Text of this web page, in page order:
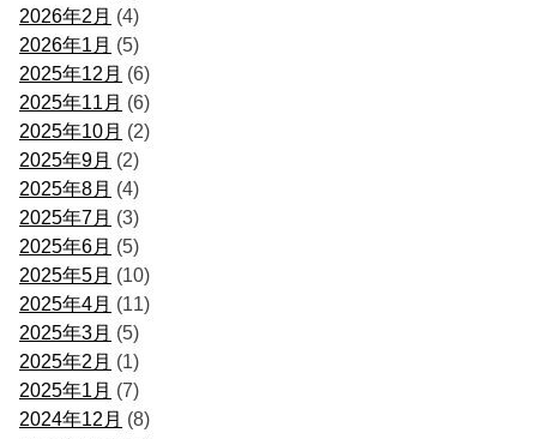
2026年2月 (4)
2026年1月 (5)
2025年12月 (6)
2025年11月 (6)
2025年10月 (2)
2025年9月 (2)
2025年8月 (4)
2025年7月 (3)
2025年6月 (5)
2025年5月 (10)
2025年4月 (11)
2025年3月 (5)
2025年2月 (1)
2025年1月 (7)
2024年12月 (8)